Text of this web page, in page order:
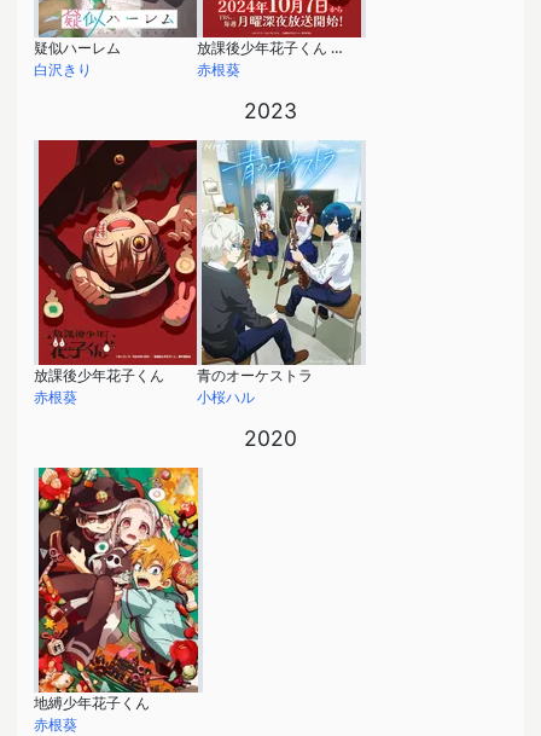
疑似ハーレム
白沢きり
放課後少年花子くん 続編
赤根葵
2023
放課後少年花子くん
赤根葵
青のオーケストラ
小桜ハル
2020
地縛少年花子くん
赤根葵